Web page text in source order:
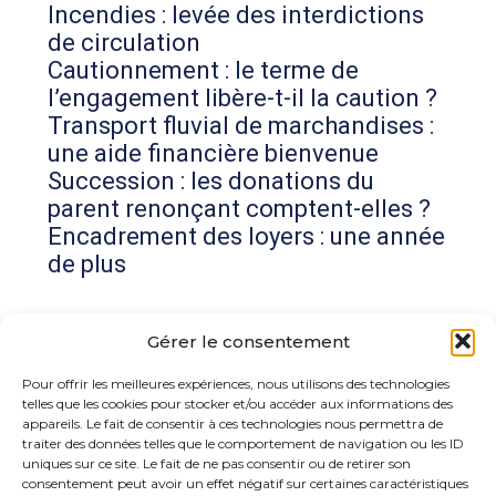
Gérer le consentement
Pour offrir les meilleures expériences, nous utilisons des technologies
telles que les cookies pour stocker et/ou accéder aux informations des
appareils. Le fait de consentir à ces technologies nous permettra de
traiter des données telles que le comportement de navigation ou les ID
uniques sur ce site. Le fait de ne pas consentir ou de retirer son
consentement peut avoir un effet négatif sur certaines caractéristiques
Incendies : levée des interdictions
de circulation
Cautionnement : le terme de
l’engagement libère-t-il la caution ?
Transport fluvial de marchandises :
une aide financière bienvenue
Succession : les donations du
parent renonçant comptent-elles ?
Encadrement des loyers : une année
de plus
Commentaires récents
Aucun commentaire à afficher.